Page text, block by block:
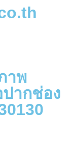
าพ
ากช่อง